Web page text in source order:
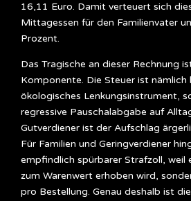
16,11 Euro. Damit verteuert sich
Mittagessen für den Familienvater
Prozent.
Das Tragische an dieser Rechnung
Komponente. Die Steuer ist nämlich
ökologisches Lenkungsinstrument,
regressive Pauschalabgabe auf
Gutverdiener ist der Aufschlag
Für Familien und Geringverdiener
empfindlich spürbarer Strafzoll, weil
zum Warenwert erhoben wird,
pro Bestellung. Genau deshalb ist